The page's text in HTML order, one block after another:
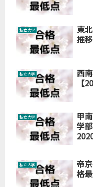
私立大学
東
推
私立大学
西
【
私立大学
甲
学
私立大学
帝
格